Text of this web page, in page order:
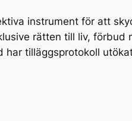
instrument för att
rätten till liv, förbud
tilläggsprotokoll